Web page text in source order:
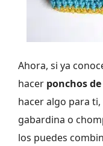
Ahora, si ya
hacer ponchos
hacer algo para
gabardina o
los puedes